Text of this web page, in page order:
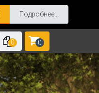
Подробнее...
0 0